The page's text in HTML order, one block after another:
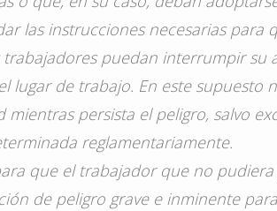
las instrucciones necesarias para
puedan interrumpir su
lugar de trabajo. En este supuesto
mientras persista el peligro, salvo
reglamentariamente.
que el trabajador que no
de peligro grave e inminente